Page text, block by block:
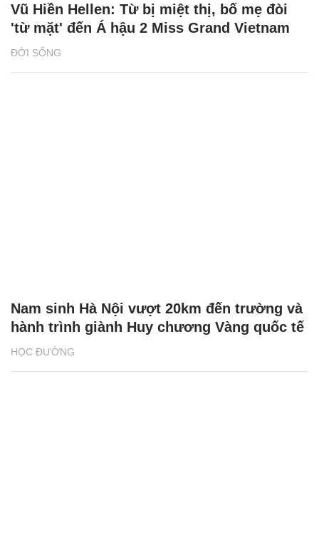
ĐỜI SỐNG
Vũ Hiền Hellen: Từ bị miệt thị, bố mẹ đòi
'từ mặt' đến Á hậu 2 Miss Grand Vietnam
HỌC ĐƯỜNG
Nam sinh Hà Nội vượt 20km đến trường và
hành trình giành Huy chương Vàng quốc tế